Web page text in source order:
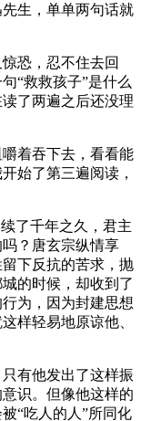
生，单单两句话就
恐，忍不住去回
“救救孩子”是什么
了两遍之后还没理
着吞下去，看看能
始了第三遍阅读，
了千年之久，君主
？唐玄宗纵情享
下反抗的苦求，抛
的时候，却收到了
为，因为封建思想
样轻易地原谅他、
有他发出了这样振
识。但像他这样的
“吃人的人”所同化